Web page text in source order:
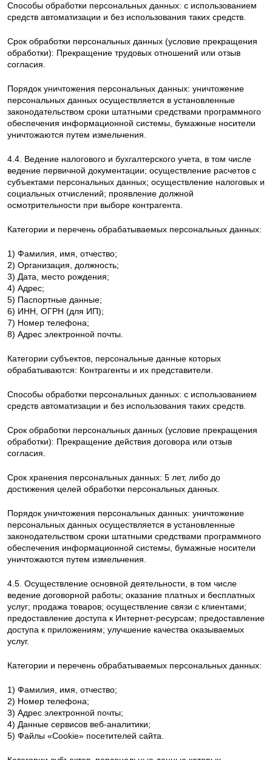
Способы обработки персональных данных: с использованием
средств автоматизации и без использования таких средств.
Срок обработки персональных данных (условие прекращения
обработки): Прекращение трудовых отношений или отзыв
согласия.
Порядок уничтожения персональных данных: уничтожение
персональных данных осуществляется в установленные
законодательством сроки штатными средствами программного
обеспечения информационной системы, бумажные носители
уничтожаются путем измельчения.
4.4. Ведение налогового и бухгалтерского учета, в том числе
ведение первичной документации; осуществление расчетов с
субъектами персональных данных; осуществление налоговых и
социальных отчислений; проявление должной
осмотрительности при выборе контрагента.
Категории и перечень обрабатываемых персональных данных:
1) Фамилия, имя, отчество;
2) Организация, должность;
3) Дата, место рождения;
4) Адрес;
5) Паспортные данные;
6) ИНН, ОГРН (для ИП);
7) Номер телефона;
8) Адрес электронной почты.
Категории субъектов, персональные данные которых
обрабатываются: Контрагенты и их представители.
Способы обработки персональных данных: с использованием
средств автоматизации и без использования таких средств.
Срок обработки персональных данных (условие прекращения
обработки): Прекращение действия договора или отзыв
согласия.
Срок хранения персональных данных: 5 лет, либо до
достижения целей обработки персональных данных.
Порядок уничтожения персональных данных: уничтожение
персональных данных осуществляется в установленные
законодательством сроки штатными средствами программного
обеспечения информационной системы, бумажные носители
уничтожаются путем измельчения.
4.5. Осуществление основной деятельности, в том числе
ведение договорной работы; оказание платных и бесплатных
услуг; продажа товаров; осуществление связи с клиентами;
предоставление доступа к Интернет-ресурсам; предоставление
доступа к приложениям; улучшение качества оказываемых
услуг.
Категории и перечень обрабатываемых персональных данных:
1) Фамилия, имя, отчество;
2) Номер телефона;
3) Адрес электронной почты;
4) Данные сервисов веб-аналитики;
5) Файлы «Cookie» посетителей сайта.